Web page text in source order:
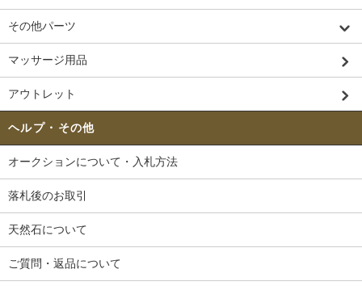
その他パーツ
マッサージ用品
アウトレット
ヘルプ・その他
オークションについて・入札方法
落札後のお取引
天然石について
ご質問・返品について